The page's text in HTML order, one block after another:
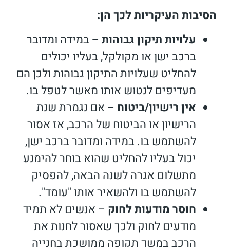
הסיבות העיקריות לכך הן:
עלויות תיקון גבוהות – במידה ומדובר
ברכב ישן או מקולקל, בעליו יכולים
להחליט שעלויות התיקון גבוהות ולכן הם
מעדיפים לנטוש אותו מאשר לטפל בו.
אין רישיון/ביטוח – אם נגמרת שנת
הרישיון או הביטוח של הרכב, אז אסור
להשתמש בו. במידה ומדובר ברכב ישן,
יכול בעליו להחליט שהוא בוחר להימנע
מתשלום אגרה לשנה הבאה, להפסיק
להשתמש בו ולהשאיר אותו "עומד".
חוסר מודעות לחוק – אנשים לא תמיד
מודעים לחוק ולכך שאסור לחנות את
הרכב במשך תקופה ממושכת בחנייה